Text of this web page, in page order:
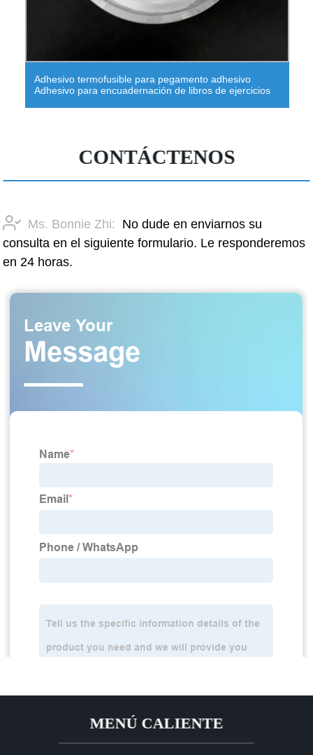
para pegamento adhesivo
de libros de ejercicios
Logotipo de marcas
Adhesivo de resina
CONTÁCTENOS
Ms. Bonnie Zhi: No dude en enviarnos su
consulta en el siguiente formulario. Le responderemos
en 24 horas.
MENÚ CALIENTE